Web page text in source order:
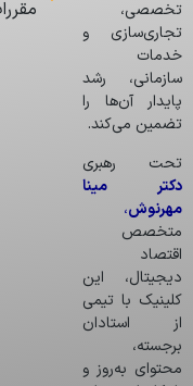
تخصصی،
تجاری‌سازی و
خدمات
سازمانی، رشد
پایدار آن‌ها را
تضمین می‌کند.
تحت رهبری
دکتر مینا
مهرنوش،
متخصص
اقتصاد
دیجیتال، این
کلینیک با تیمی
از استادان
برجسته،
محتوای به‌روز و